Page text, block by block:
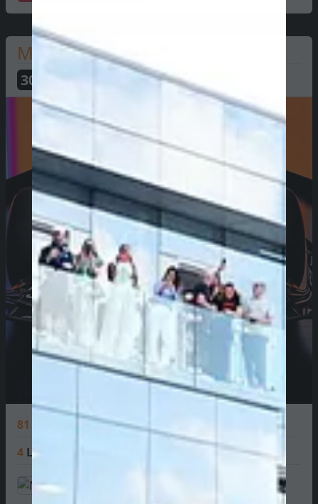
McLaren
304 PTS
81 Oscar Piastri 141 PTS
4 Lando Norris